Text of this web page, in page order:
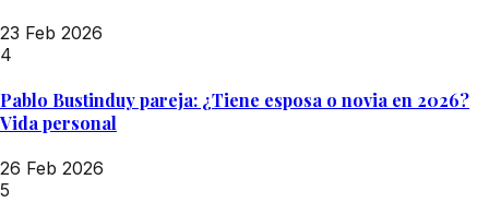
23 Feb 2026
4
Pablo Bustinduy pareja: ¿Tiene esposa o novia en 2026?
Vida personal
26 Feb 2026
5